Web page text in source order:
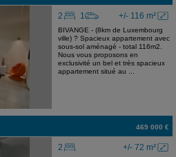
+/- 116 m²
2 1
BIVANGE - (8km de Luxembourg
ville) ? Spacieux appartement avec
sous-sol aménagé - total 116m2.
Nous vous proposons en
exclusivité un bel et très spacieux
appartement situé au ...
469 000 €
+/- 72 m²
2